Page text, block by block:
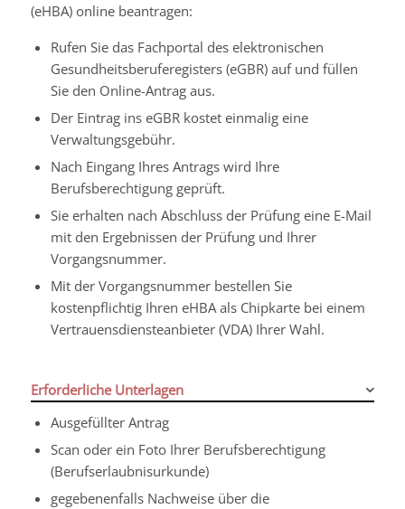
(eHBA) online beantragen:
Rufen Sie das Fachportal des elektronischen
Gesundheitsberuferegisters (eGBR) auf und füllen
Sie den Online-Antrag aus.
Der Eintrag ins eGBR kostet einmalig eine
Verwaltungsgebühr.
Nach Eingang Ihres Antrags wird Ihre
Berufsberechtigung geprüft.
Sie erhalten nach Abschluss der Prüfung eine E-Mail
mit den Ergebnissen der Prüfung und Ihrer
Vorgangsnummer.
Mit der Vorgangsnummer bestellen Sie
kostenpflichtig Ihren eHBA als Chipkarte bei einem
Vertrauensdiensteanbieter (VDA) Ihrer Wahl.
Erforderliche Unterlagen
Ausgefüllter Antrag
Scan oder ein Foto Ihrer Berufsberechtigung
(Berufserlaubnisurkunde)
gegebenenfalls Nachweise über die